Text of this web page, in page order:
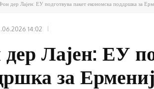
дер Лајен: ЕУ подготвува пакет економска поддршка за
14:02
Лајен: ЕУ
за